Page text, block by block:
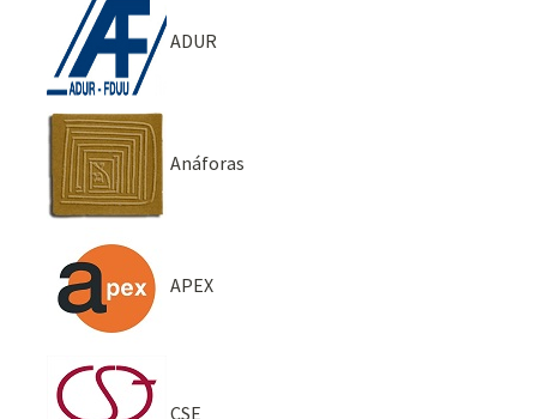
ADUR
Anáforas
APEX
CSE